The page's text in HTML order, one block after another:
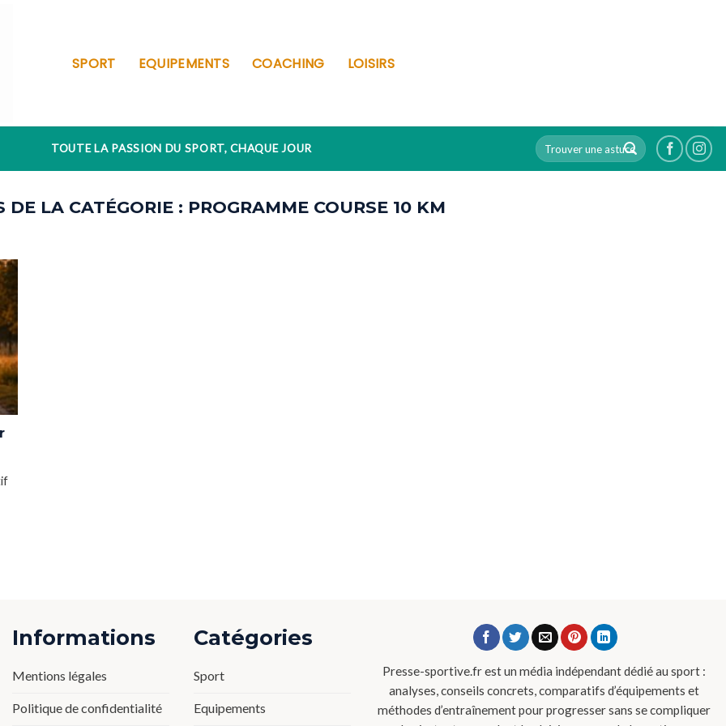
SPORT EQUIPEMENTS COACHING LOISIRS
TOUTE LA PASSION DU SPORT, CHAQUE JOUR
PROGRAMME COURSE 10 KM
Informations
Mentions légales
Politique de confidentialité
Catégories
Sport
Equipements
Presse-sportive.fr est un média indépendant dédié au sport :
analyses, conseils concrets, comparatifs d’équipements et
méthodes d’entraînement pour progresser sans se compliquer